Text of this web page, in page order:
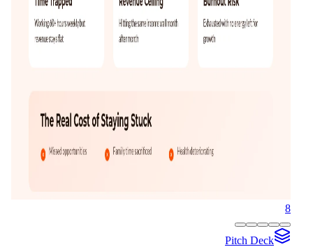
8
Pitch Deck